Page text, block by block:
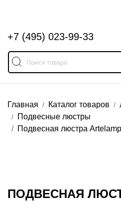
+7 (495) 023-99-33
Главная Каталог товаров
Подвесные люстры
Подвесная люстра
ПОДВЕСНАЯ